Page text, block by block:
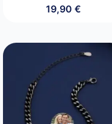
19,90 €